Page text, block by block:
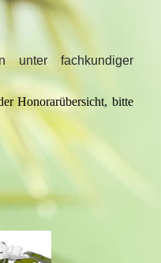
unter fachkundiger
Honorarübersicht, bitte